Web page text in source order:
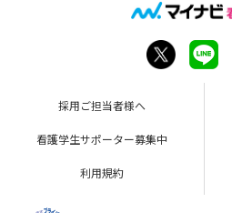
採用ご担当者様へ
看護学生サポーター募集中
利用規約